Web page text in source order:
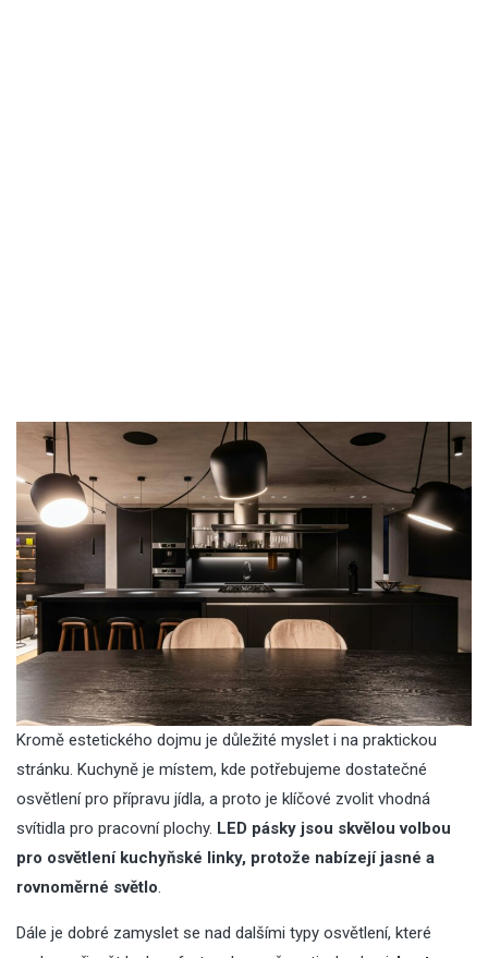
Kromě estetického dojmu je důležité myslet i na praktickou
stránku. Kuchyně je místem, kde potřebujeme dostatečné
osvětlení pro přípravu jídla, a proto je klíčové zvolit vhodná
svítidla pro pracovní plochy. LED pásky jsou skvělou volbou
pro osvětlení kuchyňské linky, protože nabízejí jasné a
rovnoměrné světlo.
Dále je dobré zamyslet se nad dalšími typy osvětlení, které